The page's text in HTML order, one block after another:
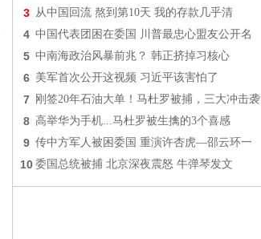
3 从中国回流 熬到第10天 我的存款几乎清
4 中国代表团困在委国 川普最忠心盟友公开名
5 中南海政治风暴前兆？ 韩正挤掉习核心
6 美军首次公开这视频 习近平该害怕了
7 刚签20年石油大单！马杜罗被捕，三大冲击袭
8 高举华为手机...马杜罗被生擒的3个喜感
9 传中方军人被困委国 重演许杏虎—邵云环一
10 委国总统被捕 北京深夜震怒 牛弹琴发文